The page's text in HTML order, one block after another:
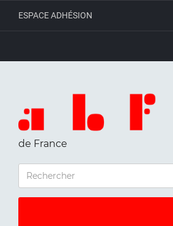
ESPACE ADHÉSION
de France
RECHERCHER